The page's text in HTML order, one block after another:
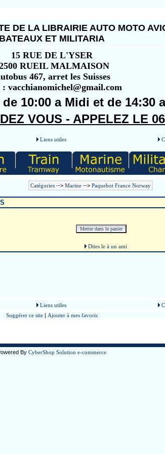
DE LA LIBRAIRIE AUTO MOTO
BATEAUX ET MILITARIA
15 RUE DE L'YSER
RUEIL MALMAISON
467, arret les Suisses
vacchianomichel@gmail.com
10:00 a Midi et de 14:30
VOUS - APPELEZ LE
Liens utiles
Catégories --> Marine --> Paquebot France Norway
Dites le à un ami
Liens utiles
Suggérer ce site | Ajouter à mes favoris
By CyberShop Solution e-commerce